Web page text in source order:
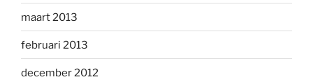
maart 2013
februari 2013
december 2012